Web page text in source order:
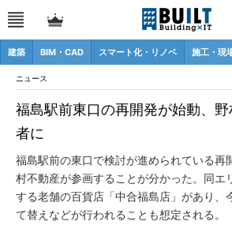
建築 BIM・CAD スマート化・リノベ 施工・現
ニュース
福島駅前東口の再開発が始動、
者に
福島駅前の東口で検討が進められている再
村不動産が参画することが分かった。同エ
する老舗の百貨店「中合福島店」があり、
て替えなどが行われることも想定される。